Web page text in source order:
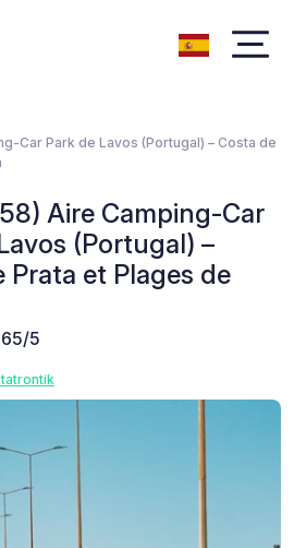
Car Park de Lavos (Portugal) – Costa de
Aire Camping-Car
(Portugal) –
Prata et Plages de
5